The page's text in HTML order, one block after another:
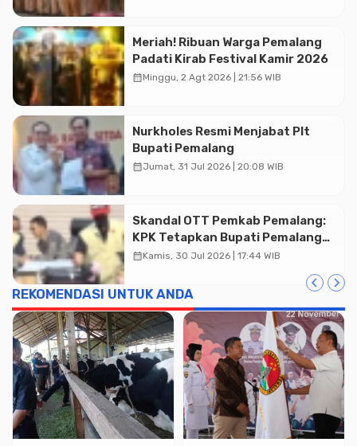
Meriah! Ribuan Warga Pemalang
Padati Kirab Festival Kamir 2026
calendar_monthMinggu, 2 Agt 2026 | 21:56 WIB
Nurkholes Resmi Menjabat Plt
Bupati Pemalang
calendar_monthJumat, 31 Jul 2026 | 20:08 WIB
Skandal OTT Pemkab Pemalang:
KPK Tetapkan Bupati Pemalang
dan Oknum Staf Internal Sebagai
Miliar
calendar_monthKamis, 30 Jul 2026 | 17:44 WIB
REKOMENDASI UNTUK ANDA